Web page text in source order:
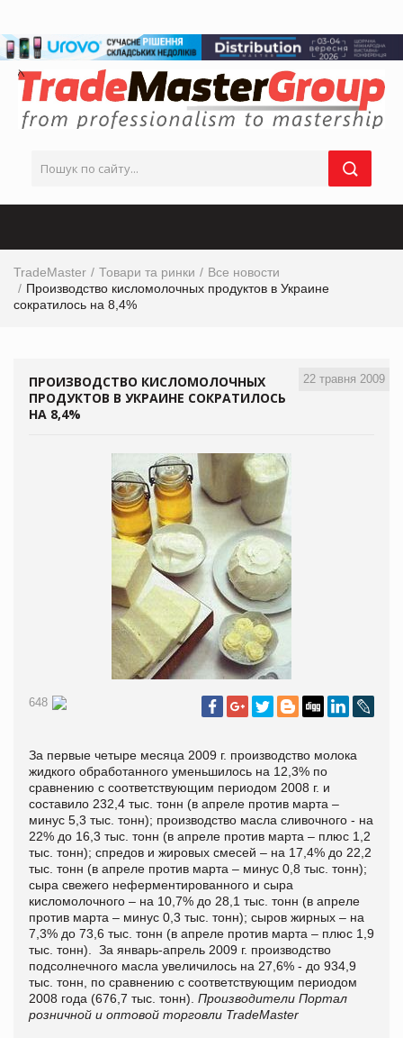
TradeMaster Товари та ринки
Все новости
Производство кисломолочных продуктов в Украине
сократилось на 8,4%
22 травня 2009
ПРОИЗВОДСТВО КИСЛОМОЛОЧНЫХ
ПРОДУКТОВ В УКРАИНЕ СОКРАТИЛОСЬ
НА 8,4%
648
За первые четыре месяца 2009 г. производство молока
жидкого обработанного уменьшилось на 12,3% по
сравнению с соответствующим периодом 2008 г. и
составило 232,4 тыс. тонн (в апреле против марта –
минус 5,3 тыс. тонн); производство масла сливочного - на
22% до 16,3 тыс. тонн (в апреле против марта – плюс 1,2
тыс. тонн); спредов и жировых смесей – на 17,4% до 22,2
тыс. тонн (в апреле против марта – минус 0,8 тыс. тонн);
сыра свежего неферментированного и сыра
кисломолочного – на 10,7% до 28,1 тыс. тонн (в апреле
против марта – минус 0,3 тыс. тонн); сыров жирных – на
7,3% до 73,6 тыс. тонн (в апреле против марта – плюс 1,9
тыс. тонн). За январь-апрель 2009 г. производство
подсолнечного масла увеличилось на 27,6% - до 934,9
тыс. тонн, по сравнению с соответствующим периодом
2008 года (676,7 тыс. тонн). Производители Портал
розничной и оптовой торговли TradeMaster